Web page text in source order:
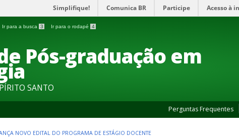
Simplifique! Comunica BR Participe Acesso à
Ir para a busca 3 Ir para o rodapé 4
Pós-graduação em
SANTO
Perguntas Frequentes
NOVO EDITAL DO PROGRAMA DE ESTÁGIO DOCENTE